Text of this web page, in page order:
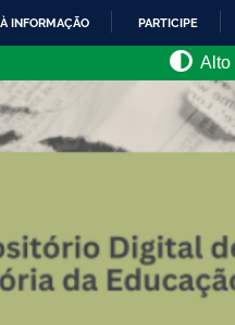
INFORMAÇÃO PARTICIPE
Alto